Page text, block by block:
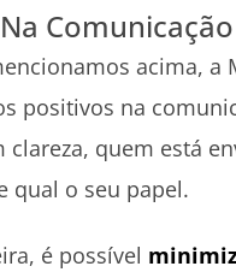
Comunicação
acima, a
positivos na
clareza, quem está
qual o seu papel.
é possível